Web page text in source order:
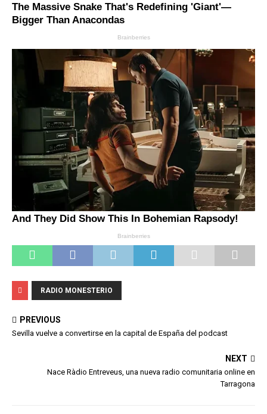
RADIO MONESTERIO
PREVIOUS
Sevilla vuelve a convertirse en la capital de España del podcast
NEXT
Nace Ràdio Entreveus, una nueva radio comunitaria online en
Tarragona